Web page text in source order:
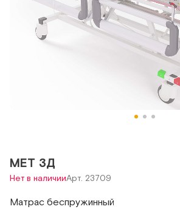
MET 3Д
Нет в наличииАрт. 23709
Матрас беспружинный